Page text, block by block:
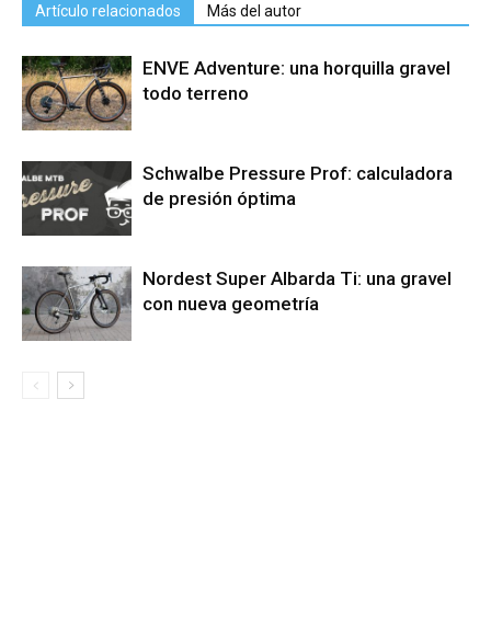
Artículo relacionados Más del autor
ENVE Adventure: una horquilla gravel
todo terreno
Schwalbe Pressure Prof: calculadora
de presión óptima
Nordest Super Albarda Ti: una gravel
con nueva geometría